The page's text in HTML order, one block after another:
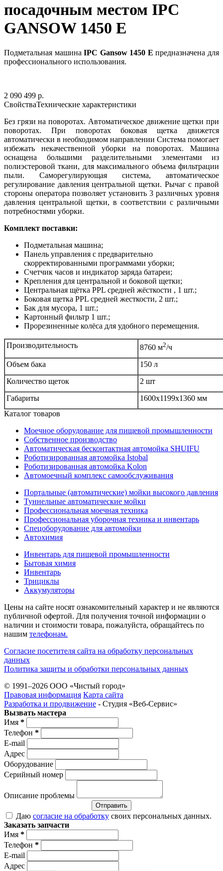
посадочным местом IPC
GANSOW 1450 E
Подметальная машина IPC Gansow 1450 E предназначена для
профессионального использования.
2 090 499 р.
СвойстваТехнические характеристики
Без грязи на поворотах. Автоматическое движение щетки при
поворотах. При поворотах боковая щетка движется
автоматически в необходимом направлении Система помогает
избежать некачественной уборки на поворотах. Машина
оснащена большими разделительными элементами из
полиэстеровой ткани, для максимального объема фильтрации
пыли. Саморегулирующая система, автоматическое
регулирование давления центральной щетки. Рычаг с правой
стороны оператора позволяет установить 3 различных уровня
давления центральной щетки, в соответствии с различными
потребностями уборки.
Комплект поставки:
Подметальная машина;
Панель управления с предварительно
скорректированными программами уборки;
Счетчик часов и индикатор заряда батареи;
Крепления для центральной и боковой щетки;
Центральная щётка PPL средней жёсткости , 1 шт.;
Боковая щетка PPL средней жесткости, 2 шт.;
Бак для мусора, 1 шт.;
Картонный фильтр 1 шт.;
Прорезиненные колёса для удобного перемещения.
Производительность 8760 м2/ч
Объем бака
150 л
Количество щеток
2 шт
Габариты
1600x1199x1360 мм
Каталог товаров
Моечное оборудование для пищевой промышленности
Собственное производство
Автоматическая бесконтактная автомойка SHUIFU
Роботизированная автомойка Istobal
Роботизированная автомойка Kolon
Автомоечный комплекс самообслуживания
Портальные (автоматические) мойки высокого давления
Туннельные автоматические мойки
Профессиональная моечная техника
Профессиональная уборочная техника и инвентарь
Спецоборудование для автомойки
Автохимия
Инвентарь для пищевой промышленности
Бытовая химия
Инвентарь
Трициклы
Аккумуляторы
Цены на сайте носят ознакомительный характер и не являются
публичной офертой. Для получения точной информации о
наличии и стоимости товара, пожалуйста, обращайтесь по
нашим телефонам.
Согласие посетителя сайта на обработку персональных
данных
Политика защиты и обработки персональных данных
© 1991–2026 ООО «Чистый город»
Правовая информация Карта сайта
Разработка и продвижение - Студия «Веб-Cервис»
Вызвать мастера
Имя *
Телефон *
E-mail
Адрес
Оборудование
Серийный номер
Описание проблемы
Отправить
Даю согласие на обработку своих персональных данных.
Заказать запчасти
Имя *
Телефон *
E-mail
Адрес